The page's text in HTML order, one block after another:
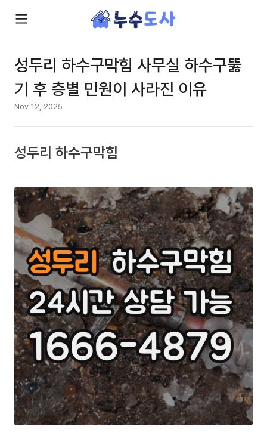
성두리 하수구막힘 사무실 하수구뚫
기 후 층별 민원이 사라진 이유
Nov 12, 2025
성두리 하수구막힘